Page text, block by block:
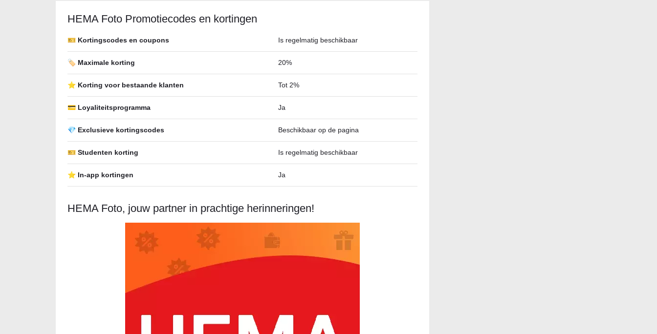
HEMA Foto Promotiecodes en kortingen
🎫 Kortingscodes en coupons Is regelmatig beschikbaar
🏷️ Maximale korting 20%
⭐ Korting voor bestaande klanten Tot 2%
💳 Loyaliteitsprogramma Ja
💎 Exclusieve kortingscodes Beschikbaar op de pagina
🎫 Studenten korting Is regelmatig beschikbaar
⭐ In-app kortingen Ja
HEMA Foto, jouw partner in prachtige herinneringen!